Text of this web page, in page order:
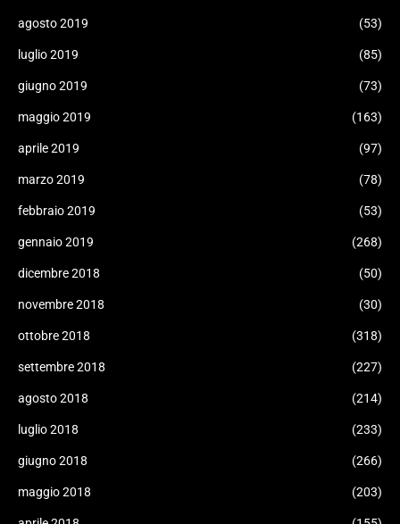
agosto 2019 (53)
luglio 2019 (85)
giugno 2019 (73)
maggio 2019 (163)
aprile 2019 (97)
marzo 2019 (78)
febbraio 2019 (53)
gennaio 2019 (268)
dicembre 2018 (50)
novembre 2018 (30)
ottobre 2018 (318)
settembre 2018 (227)
agosto 2018 (214)
luglio 2018 (233)
giugno 2018 (266)
maggio 2018 (203)